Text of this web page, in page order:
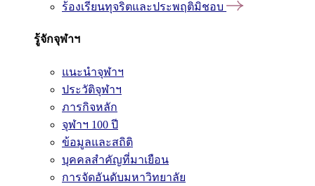
ร้องเรียนทุจริตและประพฤติมิชอบ
รู้จักจุฬาฯ
แนะนำจุฬาฯ
ประวัติจุฬาฯ
ภารกิจหลัก
จุฬาฯ 100 ปี
ข้อมูลและสถิติ
บุคคลสำคัญที่มาเยือน
การจัดอันดับมหาวิทยาลัย